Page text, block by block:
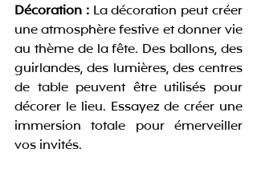
Décoration : La décoration peut créer
une atmosphère festive et donner vie
au thème de la fête. Des ballons, des
guirlandes, des lumières, des centres
de table peuvent être utilisés pour
décorer le lieu. Essayez de créer une
immersion totale pour émerveiller
vos invités.